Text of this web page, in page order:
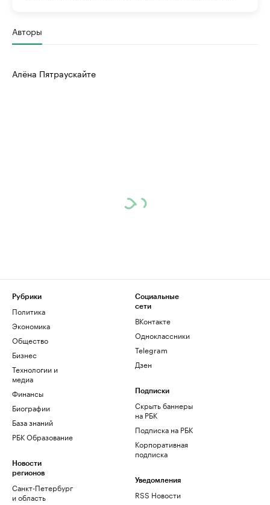
Авторы
Алёна Пятраускайте
Рубрики
Политика
Экономика
Общество
Бизнес
Технологии и
медиа
Финансы
Биографии
База знаний
РБК Образование
Новости
регионов
Санкт-Петербург
и область
Социальные
сети
ВКонтакте
Одноклассники
Telegram
Дзен
Подписки
Скрыть баннеры
на РБК
Подписка на РБК
Корпоративная
подписка
Уведомления
RSS Новости